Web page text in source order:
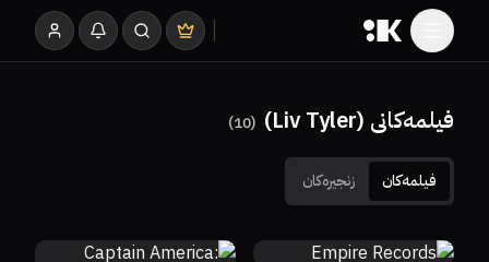
فیلمەکانی (Liv Tyler) (
10
)
فیلمەکان زنجیرەکان 6.7
35%
47%